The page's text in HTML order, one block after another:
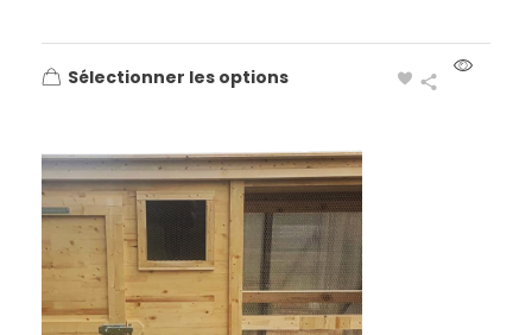
Sélectionner les options